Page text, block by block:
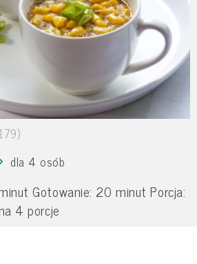
dla 4 osób
Gotowanie: 20 minut Porcja:
4 porcje